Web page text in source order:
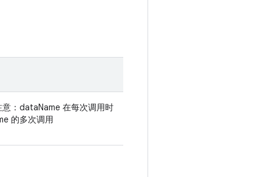
意：dataName 在每次调用时
的多次调用